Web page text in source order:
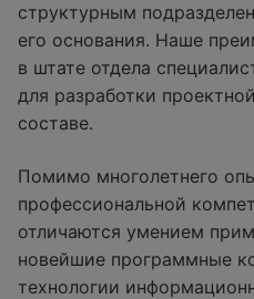
структурным
его основания. Наше
в штате отдела
для разработки
составе.
Помимо многолетнего
профессиональной
отличаются умением
новейшие программные
технологии